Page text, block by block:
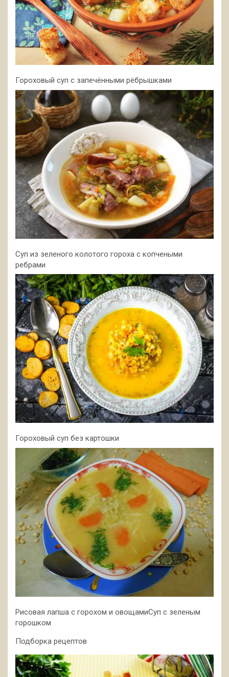
Гороховый суп с запечёнными рёбрышками
Суп из зеленого колотого гороха с копчеными
ребрами
Гороховый суп без картошки
Рисовая лапша с горохом и овощамиСуп с зеленым
горошком
Подборка рецептов